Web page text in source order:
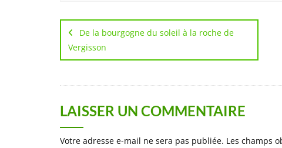
de
l’article
De la bourgogne du soleil à la roche de
Vergisson
LAISSER UN COMMENTAIRE
Votre adresse e-mail ne sera pas publiée. Les champs